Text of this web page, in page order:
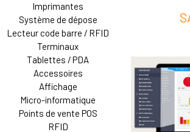
Imprimantes
Système de dépose
Lecteur code barre / RFID
Terminaux
Tablettes / PDA
Accessoires
Affichage
Micro-informatique
Points de vente POS
RFID